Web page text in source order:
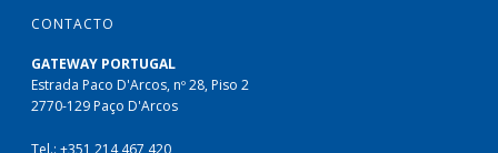
CONTACTO
GATEWAY PORTUGAL
Estrada Paco D'Arcos, nº 28, Piso 2
2770-129 Paço D'Arcos
Tel.: +351 214 467 420